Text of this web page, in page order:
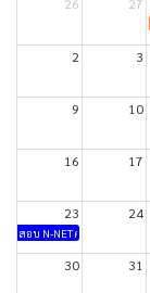
2 3
9 10
16 17
23 24
สอบ N-NET ครั้งที่ 1/2569
30 31